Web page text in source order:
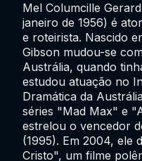
Mel Columcille
janeiro de 1956) é
e roteirista. Nascido
Gibson mudou-se
Austrália, quando
estudou atuação no
Dramática da
séries "Mad Max" e
estrelou o vencedor
(1995). Em 2004, ele
Cristo", um filme